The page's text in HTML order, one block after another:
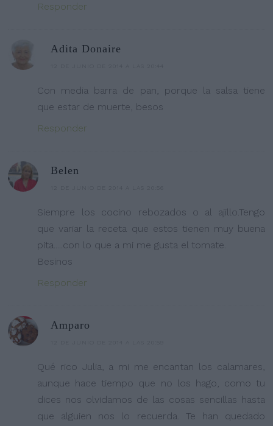
Responder
Adita Donaire
Con media barra de pan, porque la salsa tiene
que estar de muerte, besos
Responder
Belen
Siempre los cocino rebozados o al ajillo.Tengo
que variar la receta que estos tienen muy buena
pita.....con lo que a mi me gusta el tomate.
Besinos
Responder
Amparo
Qué rico Julia, a mi me encantan los calamares,
aunque hace tiempo que no los hago, como tu
dices nos olvidamos de las cosas sencillas hasta
que alguien nos lo recuerda. Te han quedado